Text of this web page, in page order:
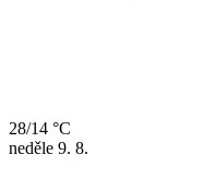
28/14 °C
neděle 9. 8.